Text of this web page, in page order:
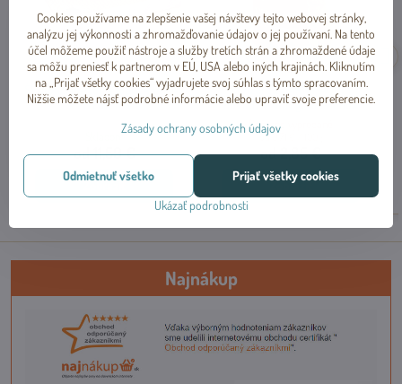
Škrabací kartón s loptičkami 48
x 25 cm, Trixie
Skladom
od 11,59 €
Zobraziť
Konzerva CARNY ADULT
hovädzie 400 g, Animonda
Dočasne vypredané
od 2,85 €
od 0,71 €
Zobraziť
Najnákup
Cookies používame na zlepšenie vašej návštevy tejto webovej stránky,
analýzu jej výkonnosti a zhromažďovanie údajov o jej používaní. Na tento
účel môžeme použiť nástroje a služby tretích strán a zhromaždené údaje
sa môžu preniesť k partnerom v EÚ, USA alebo iných krajinách. Kliknutím
na „Prijať všetky cookies“ vyjadrujete svoj súhlas s týmto spracovaním.
Nižšie môžete nájsť podrobné informácie alebo upraviť svoje preferencie.
Zásady ochrany osobných údajov
Ukázať podrobnosti
Prijať všetky cookies
Odmietnuť všetko